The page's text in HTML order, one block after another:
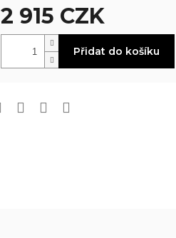
2 915 CZK
Přidat do košíku